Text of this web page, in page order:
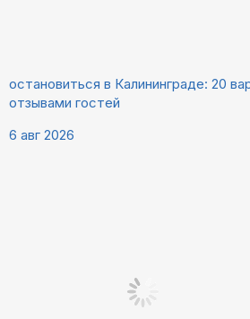
остановиться в Калининграде: 20
отзывами гостей
6 авг 2026